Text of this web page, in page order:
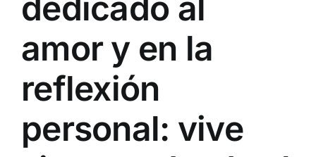
amor y en la
reflexión
personal: vive